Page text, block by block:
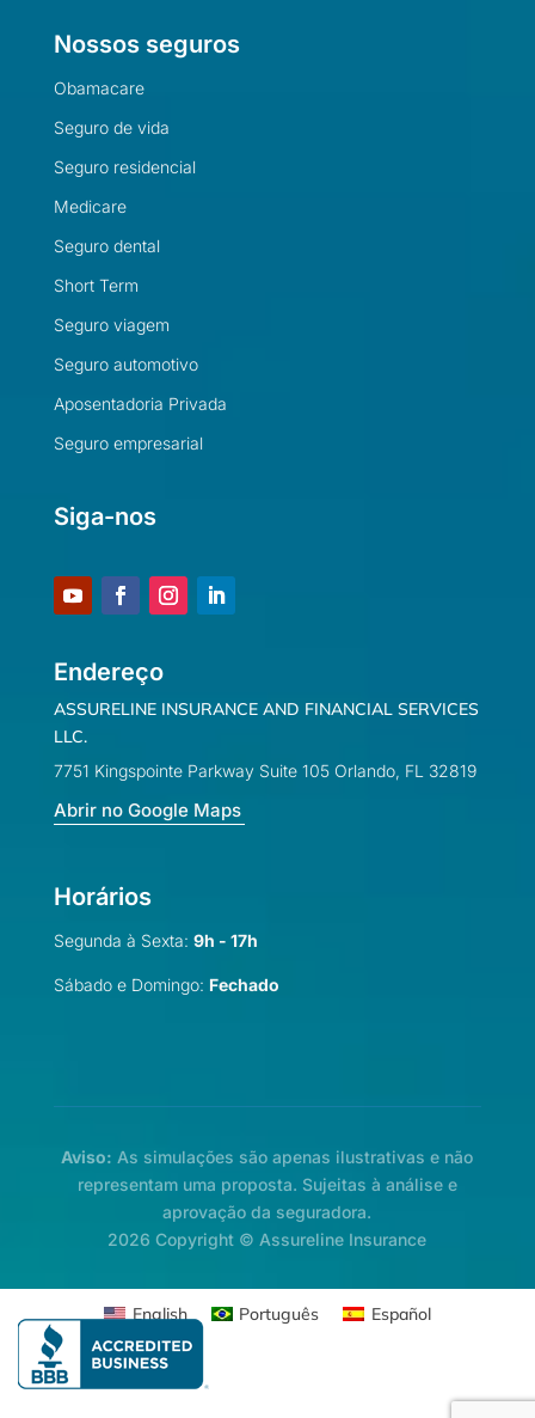
Nossos seguros
Obamacare
Seguro de vida
Seguro residencial
Medicare
Seguro dental
Short Term
Seguro viagem
Seguro automotivo
Aposentadoria Privada
Seguro empresarial
Siga-nos
Endereço
ASSURELINE INSURANCE AND FINANCIAL SERVICES
LLC.
7751 Kingspointe Parkway Suite 105 Orlando, FL 32819
Abrir no Google Maps
Horários
Segunda à Sexta: 9h - 17h
Sábado e Domingo: Fechado
Aviso: As simulações são apenas ilustrativas e não
representam uma proposta. Sujeitas à análise e
aprovação da seguradora.
2026 Copyright © Assureline Insurance
English Português Español